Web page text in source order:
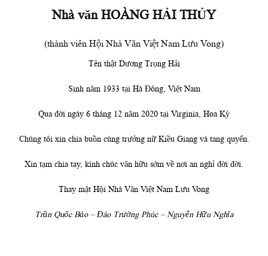
Nhà văn HOÀNG HẢI THỦY
(thành viên Hội Nhà Văn Việt Nam Lưu Vong)
Tên thật Dương Trọng Hải
Sinh năm 1933 tại Hà Đông, Việt Nam
Qua đời ngày 6 tháng 12 năm 2020 tại Virginia, Hoa Kỳ
Chúng tôi xin chia buồn cùng trưởng nữ Kiều Giang và tang quyến.
Xin tạm chia tay, kính chúc văn hữu sớm về nơi an nghỉ đời đời.
Thay mặt Hội Nhà Văn Việt Nam Lưu Vong
Trần Quốc Bảo – Đào Trường Phúc – Nguyễn Hữu Nghĩa